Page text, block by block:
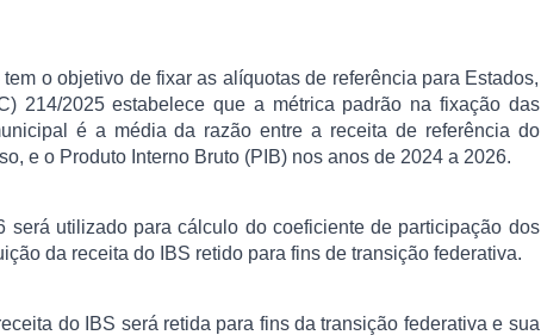
o objetivo de fixar as alíquotas de referência para Estados,
214/2025 estabelece que a métrica padrão na fixação das
é a média da razão entre a receita de referência do
e o Produto Interno Bruto (PIB) nos anos de 2024 a 2026.
utilizado para cálculo do coeficiente de participação dos
da receita do IBS retido para fins de transição federativa.
do IBS será retida para fins da transição federativa e sua